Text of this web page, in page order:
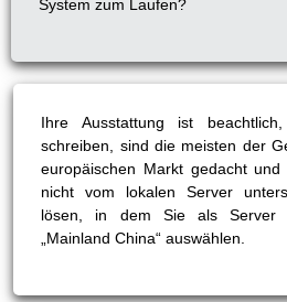
System zum Laufen?
Ihre Ausstattung ist
schreiben, sind die meisten der
europäischen Markt gedacht
nicht vom lokalen Server
lösen, in dem Sie als Server
„Mainland China“ auswählen.